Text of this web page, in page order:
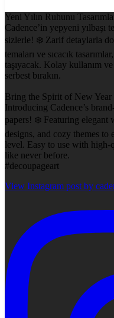
Yeni Yılın Ruhunu
Cadence’in yepyeni yılbaşı
sizlerle! ❄️ Zarif detaylarla
temaları ve sıcacık
taşıyacak. Kolay kullanım ve
serbest bırakın.
Bring the Spirit of New Year
Introducing Cadence’s
papers! ❄️ Featuring elegant
designs, and cozy themes
level. Easy to use with
like never before.
#decoupageart
View Instagram post by